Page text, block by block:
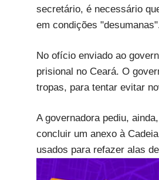
secretário, é necessário
em condições
No ofício enviado ao
prisional no Ceará. O
tropas, para tentar evitar
A governadora pediu,
concluir um anexo à
usados para refazer alas